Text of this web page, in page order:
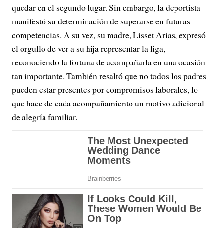
quedar en el segundo lugar. Sin embargo, la deportista
manifestó su determinación de superarse en futuras
competencias. A su vez, su madre, Lisset Arias, expresó
el orgullo de ver a su hija representar la liga,
reconociendo la fortuna de acompañarla en una ocasión
tan importante. También resaltó que no todos los padres
pueden estar presentes por compromisos laborales, lo
que hace de cada acompañamiento un motivo adicional
de alegría familiar.